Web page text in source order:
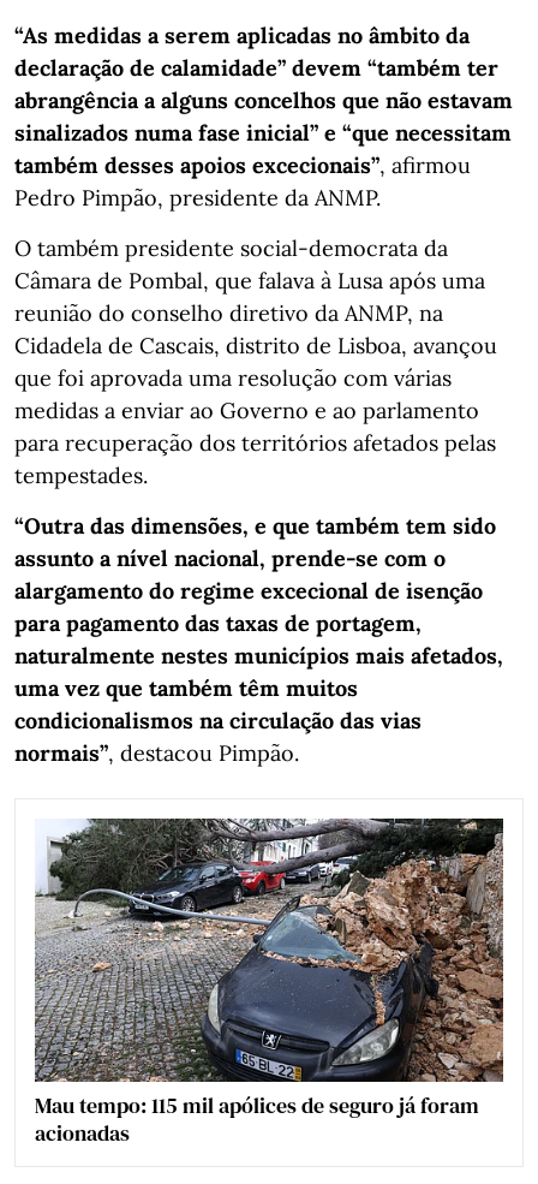
“As medidas a serem aplicadas no âmbito da
declaração de calamidade” devem “também ter
abrangência a alguns concelhos que não estavam
sinalizados numa fase inicial” e “que necessitam
também desses apoios excecionais”, afirmou
Pedro Pimpão, presidente da ANMP.
O também presidente social-democrata da
Câmara de Pombal, que falava à Lusa após uma
reunião do conselho diretivo da ANMP, na
Cidadela de Cascais, distrito de Lisboa, avançou
que foi aprovada uma resolução com várias
medidas a enviar ao Governo e ao parlamento
para recuperação dos territórios afetados pelas
tempestades.
“Outra das dimensões, e que também tem sido
assunto a nível nacional, prende-se com o
alargamento do regime excecional de isenção
para pagamento das taxas de portagem,
naturalmente nestes municípios mais afetados,
uma vez que também têm muitos
condicionalismos na circulação das vias
normais”, destacou Pimpão.
Mau tempo: 115 mil apólices de seguro já foram
acionadas